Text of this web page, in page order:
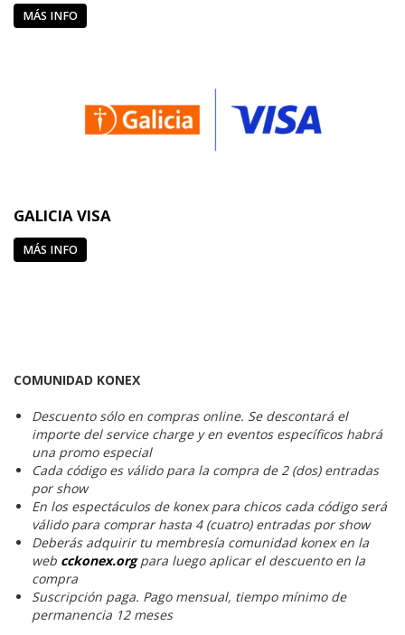
MÁS INFO
GALICIA VISA
MÁS INFO
COMUNIDAD KONEX
Descuento sólo en compras online. Se descontará el
importe del service charge y en eventos específicos habrá
una promo especial
Cada código es válido para la compra de 2 (dos) entradas
por show
En los espectáculos de konex para chicos cada código será
válido para comprar hasta 4 (cuatro) entradas por show
Deberás adquirir tu membresía comunidad konex en la
web cckonex.org para luego aplicar el descuento en la
compra
Suscripción paga. Pago mensual, tiempo mínimo de
permanencia 12 meses